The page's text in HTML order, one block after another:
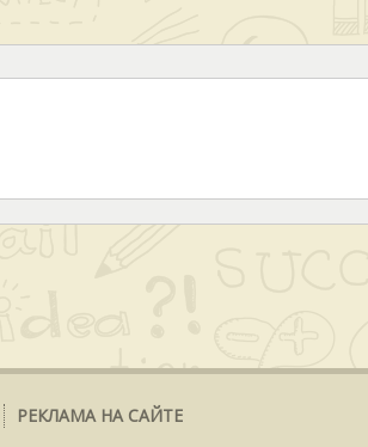
РЕКЛАМА НА САЙТЕ